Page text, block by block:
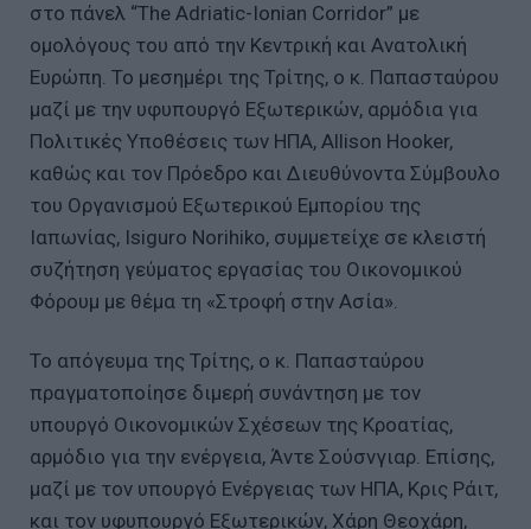
στο πάνελ “The Adriatic-Ionian Corridor” με
ομολόγους του από την Κεντρική και Ανατολική
Ευρώπη. Το μεσημέρι της Τρίτης, ο κ. Παπασταύρου
μαζί με την υφυπουργό Εξωτερικών, αρμόδια για
Πολιτικές Υποθέσεις των ΗΠΑ, Allison Hooker,
καθώς και τον Πρόεδρο και Διευθύνοντα Σύμβουλο
του Οργανισμού Εξωτερικού Εμπορίου της
Ιαπωνίας, Isiguro Norihiko, συμμετείχε σε κλειστή
συζήτηση γεύματος εργασίας του Οικονομικού
Φόρουμ με θέμα τη «Στροφή στην Ασία».
Το απόγευμα της Τρίτης, ο κ. Παπασταύρου
πραγματοποίησε διμερή συνάντηση με τον
υπουργό Οικονομικών Σχέσεων της Κροατίας,
αρμόδιο για την ενέργεια, Άντε Σούσνγιαρ. Επίσης,
μαζί με τον υπουργό Ενέργειας των ΗΠΑ, Κρις Ράιτ,
και τον υφυπουργό Εξωτερικών, Χάρη Θεοχάρη,